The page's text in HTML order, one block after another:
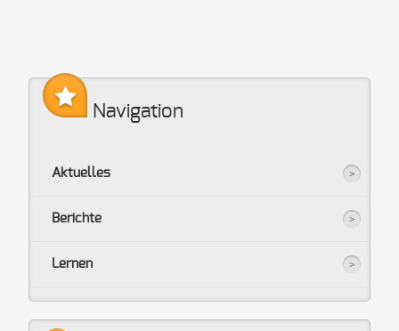
Navigation
Aktuelles
Berichte
Lernen